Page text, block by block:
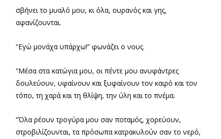
σβήνει το μυαλό μου, κι όλα, ουρανός και γης,
αφανίζουνται.
“Εγώ μονάχα υπάρχω!” φωνάζει ο νους.
“Μέσα στα κατώγια μου, οι πέντε μου ανυφάντρες
δουλεύουν, υφαίνουν και ξυφαίνουν τον καιρό και τον
τόπο, τη χαρά και τη θλίψη, την ύλη και το πνέμα.
“Όλα ρέουν τρογύρα μου σαν ποταμός, χορεύουν,
στροβιλίζουνται, τα πρόσωπα κατρακυλούν σαν το νερό,